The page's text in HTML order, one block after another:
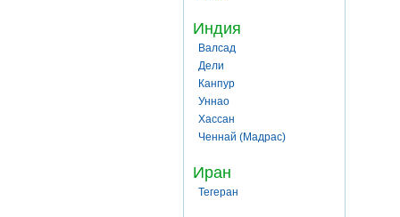
Индия
Валсад
Дели
Канпур
Уннао
Хассан
Ченнай (Мадрас)
Иран
Тегеран